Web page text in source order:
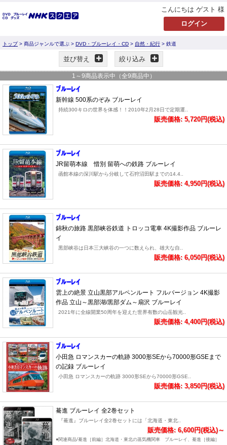
こんにちは ゲスト 様
トップ> 商品ジャンルで選ぶ > DVD・ブルーレイ・CD > 自然・紀行 > 鉄道
並び替え 絞り込み
1 ～ 9商品表示中（全9商品中）
新幹線 500系のぞみ ブルーレイ
持続300キロの世界を体感！！2010年2月28日で定期運..
販売価格: 5,720円(税込)
JR留萌本線 惜別 留萌への鉄路 ブルーレイ
函館本線の深川駅から分岐して石狩沼田駅までの14.4..
販売価格: 4,950円(税込)
錦秋の旅路 黒部峡谷鉄道 トロッコ電車 4K撮影作品 ブルーレ
イ
黒部峡谷は日本三大峡谷の一つに数えられ、雄大な自..
販売価格: 6,050円(税込)
雲上の絶景 立山黒部アルペンルート フルバージョン 4K撮影
作品 立山～黒部湖/黒部ダム～扇沢 ブルーレイ
2021年に全線開業50周年を迎えた世界有数の山岳観光..
販売価格: 4,400円(税込)
小田急 ロマンスカーの軌跡 3000形SEから70000形GSEまで
の記録 ブルーレイ
小田急 ロマンスカーの軌跡 3000形SEから70000形GSE..
販売価格: 3,850円(税込)
驀進 ブルーレイ 全2巻セット
『驀進』ブルーレイ全2巻セットには「北海道・東北..
販売価格: 6,600円(税込)～
●関連商品/驀進［前編］北海道・東北の蒸気機関車 ブルーレイ、驀進［後編］